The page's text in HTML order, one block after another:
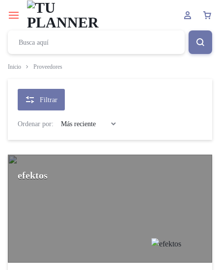
Inicio Proveedores
Filtrar
Ordenar por:
efektos